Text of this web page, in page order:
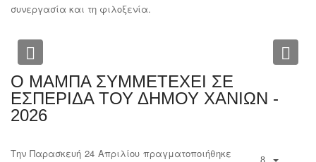
συνεργασία και τη φιλοξενία.
Ο ΜΑΜΠΑ ΣΥΜΜΕΤΕΧΕΙ ΣΕ
ΕΣΠΕΡΙΔΑ ΤΟΥ ΔΗΜΟΥ ΧΑΝΙΩΝ -
2026
Την Παρασκευή 24 Απριλίου πραγματοποιήθηκε